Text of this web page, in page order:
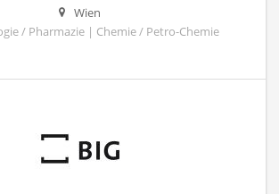
Wien
/ Pharmazie | Chemie / Petro-Chemie